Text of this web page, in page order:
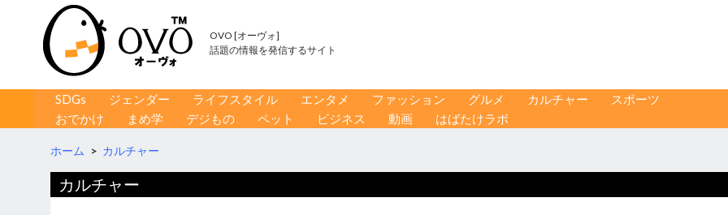
OVO [オーヴォ]
話題の情報を発信するサイト
コンテンツへ移動
SDGs ジェンダー ライフスタイル エンタメ ファッション グルメ カルチャー
スポーツ
おでかけ
まめ学 デジもの ペット ビジネス 動画 はばたけラボ
ホーム > カルチャー
カルチャー